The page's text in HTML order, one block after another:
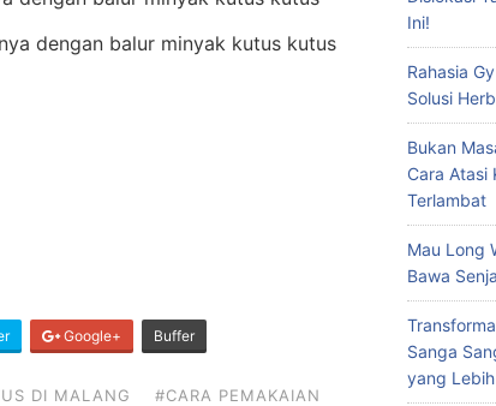
dengan balur minyak kutus kutus
Google+ Buffer
DI MALANG
#CARA PEMAKAIAN
Ini!
Rahasia
Solusi
Bukan
Cara Atasi
Terlambat
Mau Long
Bawa
Sanga
yang